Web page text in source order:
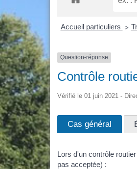
Accueil particuliers >
Question-réponse
Contrôle
Vérifié le 01 juin 2021 -
Cas général
Lors d'un contrôle
pas acceptée) :